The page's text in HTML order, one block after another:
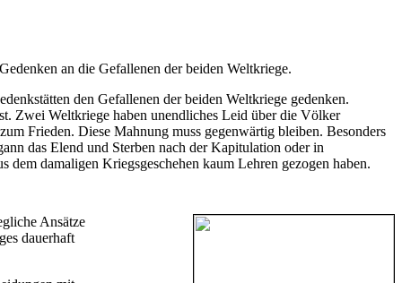
an die Gefallenen der beiden Weltkriege.
den Gefallenen der beiden Weltkriege gedenken.
Zwei Weltkriege haben unendliches Leid über die Völker
Frieden. Diese Mahnung muss gegenwärtig bleiben. Besonders
das Elend und Sterben nach der Kapitulation oder in
dem damaligen Kriegsgeschehen kaum Lehren gezogen haben.
Ansätze
dauerhaft